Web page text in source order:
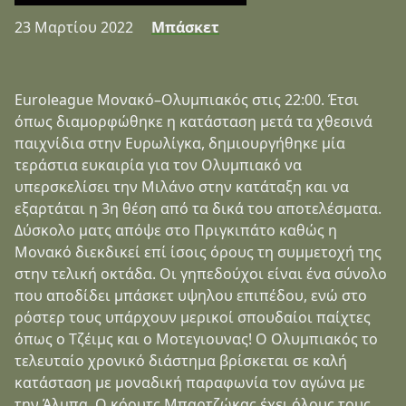
23 Μαρτίου 2022 Μπάσκετ
Euroleague Μονακό–Ολυμπιακός στις 22:00. Έτσι
όπως διαμορφώθηκε η κατάσταση μετά τα χθεσινά
παιχνίδια στην Ευρωλίγκα, δημιουργήθηκε μία
τεράστια ευκαιρία για τον Ολυμπιακό να
υπερσκελίσει την Μιλάνο στην κατάταξη και να
εξαρτάται η 3η θέση από τα δικά του αποτελέσματα.
Δύσκολο ματς απόψε στο Πριγκιπάτο καθώς η
Μονακό διεκδικεί επί ίσοις όρους τη συμμετοχή της
στην τελική οκτάδα. Οι γηπεδούχοι είναι ένα σύνολο
που αποδίδει μπάσκετ υψηλου επιπέδου, ενώ στο
ρόστερ τους υπάρχουν μερικοί σπουδαίοι παίχτες
όπως ο Τζέιμς και ο Μοτεγιουνας! Ο Ολυμπιακός το
τελευταίο χρονικό διάστημα βρίσκεται σε καλή
κατάσταση με μοναδική παραφωνία τον αγώνα με